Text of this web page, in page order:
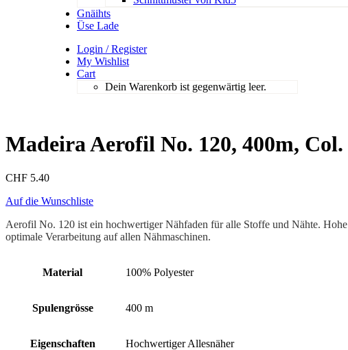
Gnäihts
Üse Lade
Login / Register
My Wishlist
Cart
Dein Warenkorb ist gegenwärtig leer.
Madeira Aerofil No. 120, 400m, Col.
CHF 5.40
Auf die Wunschliste
Aerofil No. 120 ist ein hochwertiger Nähfaden für alle Stoffe und Nähte.
optimale Verarbeitung auf allen Nähmaschinen.
Material 100% Polyester
Spulengrösse 400 m
Eigenschaften Hochwertiger Allesnäher